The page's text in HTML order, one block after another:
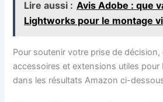
Lire aussi : Avis Adobe : que
Lightworks pour le montage
Pour soutenir votre prise de
accessoires et extensions utiles pour
dans les résultats Amazon ci-